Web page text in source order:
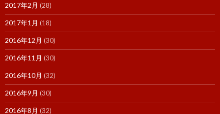
2017年2月 (28)
2017年1月 (18)
2016年12月 (30)
2016年11月 (30)
2016年10月 (32)
2016年9月 (30)
2016年8月 (32)